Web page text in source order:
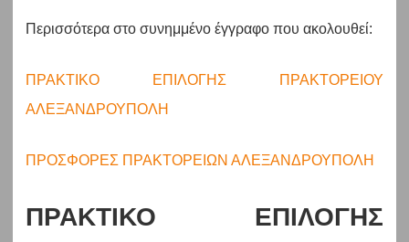
Περισσότερα στο συνημμένο έγγραφο που ακολουθεί:
ΠΡΑΚΤΙΚΟ ΕΠΙΛΟΓΗΣ ΠΡΑΚΤΟΡΕΙΟΥ
ΑΛΕΞΑΝΔΡΟΥΠΟΛΗ
ΠΡΟΣΦΟΡΕΣ ΠΡΑΚΤΟΡΕΙΩΝ ΑΛΕΞΑΝΔΡΟΥΠΟΛΗ
ΠΡΑΚΤΙΚΟ ΕΠΙΛΟΓΗΣ